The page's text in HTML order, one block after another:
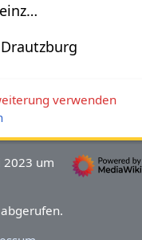
verwenden
2023 um